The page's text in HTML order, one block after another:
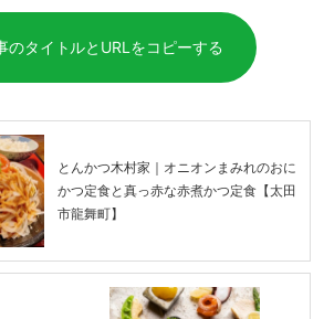
タイトルとURLをコピーする
とんかつ木村家｜オニオンまみれのおに
かつ定食と真っ赤な赤煮かつ定食【太田
市龍舞町】